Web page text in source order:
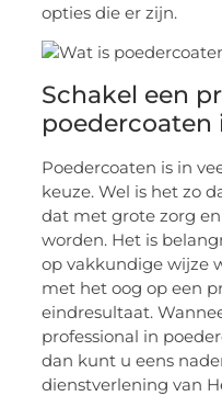
opties die er zijn.
Schakel een
poedercoaten
Poedercoaten is in
keuze. Wel is het zo
dat met grote zorg
worden. Het is
op vakkundige wijze
met het oog op een
eindresultaat.
professional in
dan kunt u eens
dienstverlening van